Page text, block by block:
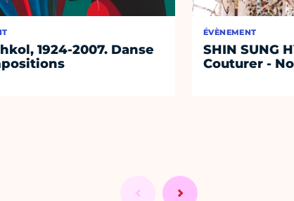
1924-2007. Danse
ÉVÈNEMENT
SHIN SUNG
Couturer -